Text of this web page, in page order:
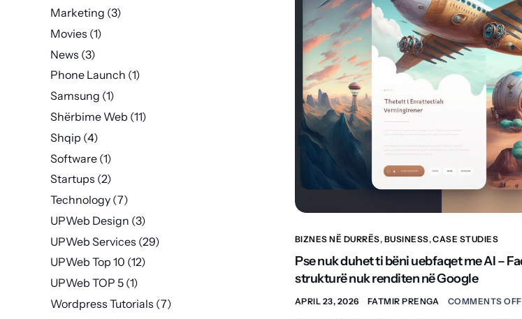
BIZNES NË DURRËS, BUSINESS,CASE STUDIES
Pse nuk duhet ti bëni uebfaqet me AI –
strukturë nuk renditen në Google
APRIL 23, 2026 FATMIR PRENGA COMMENTS OFF
Marketing (3)
Movies (1)
News (3)
Phone Launch (1)
Samsung (1)
Shërbime Web (11)
Shqip (4)
Software (1)
Startups (2)
Technology (7)
UPWeb Design (3)
UPWeb Services (29)
UPWeb Top 10 (12)
UPWeb TOP 5 (1)
Wordpress Tutorials (7)